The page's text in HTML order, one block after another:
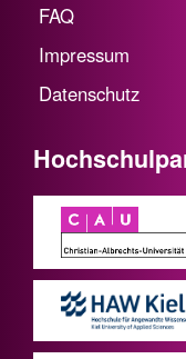
FAQ
Impressum
Datenschutz